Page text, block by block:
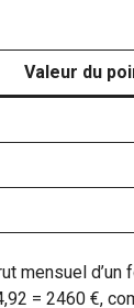
Valeur du
d’un
= 2460 €,